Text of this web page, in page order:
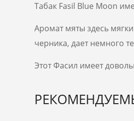
Табак Fasil Blue Moon
Аромат мяты здесь
черника, дает немного
Этот Фасил имеет